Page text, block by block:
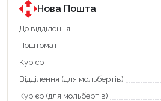
програмою
єКнига.
Використовуйте
карту
щоб
зекономити
та
отримати
програмою
«Національний
кешбек».
покупку
«Національний
кешбек»
та
отримуйте
Нова Пошта
До відділення
Поштомат
Кур'єр
Відділення (для мольбертів)
Кур'єр (для мольбертів)